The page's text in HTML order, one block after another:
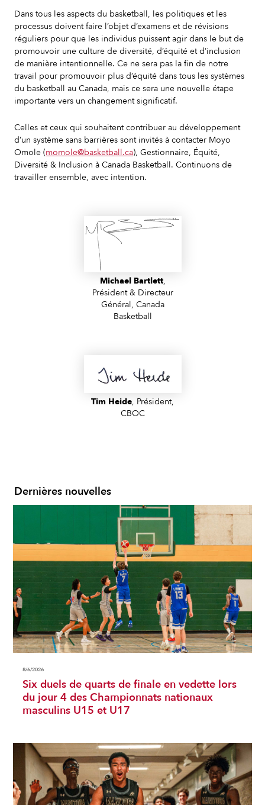
Dans tous les aspects du basketball, les politiques et les
processus doivent faire l’objet d’examens et de révisions
réguliers pour que les individus puissent agir dans le but de
promouvoir une culture de diversité, d’équité et d’inclusion
de manière intentionnelle. Ce ne sera pas la fin de notre
travail pour promouvoir plus d’équité dans tous les systèmes
du basketball au Canada, mais ce sera une nouvelle étape
importante vers un changement significatif.
Celles et ceux qui souhaitent contribuer au développement
d’un système sans barrières sont invités à contacter Moyo
Omole (momole@basketball.ca), Gestionnaire, Équité,
Diversité & Inclusion à Canada Basketball. Continuons de
travailler ensemble, avec intention.
Michael Bartlett,
Président & Directeur
Général, Canada
Basketball
Tim Heide, Président,
CBOC
Dernières nouvelles
8/6/2026
Six duels de quarts de finale en vedette lors
du jour 4 des Championnats nationaux
masculins U15 et U17